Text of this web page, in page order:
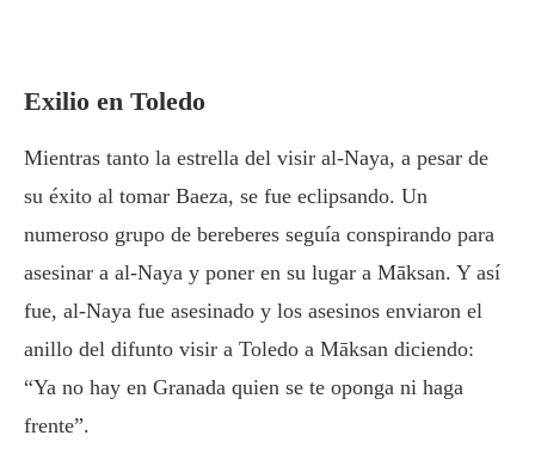
Exilio en Toledo
Mientras tanto la estrella del visir al-Naya, a pesar de
su éxito al tomar Baeza, se fue eclipsando. Un
numeroso grupo de bereberes seguía conspirando para
asesinar a al-Naya y poner en su lugar a Māksan. Y así
fue, al-Naya fue asesinado y los asesinos enviaron el
anillo del difunto visir a Toledo a Māksan diciendo:
“Ya no hay en Granada quien se te oponga ni haga
frente”.